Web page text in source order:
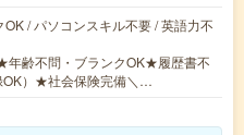
/ パソコンスキル不要 / 英語力不
年齢不問・ブランクOK★履歴書不
OK）★社会保険完備＼…